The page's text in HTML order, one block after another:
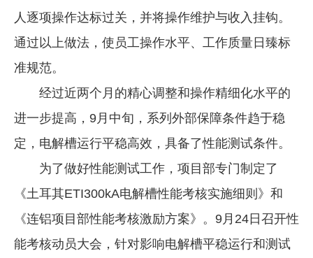
人逐项操作达标过关，并将操作维护与收入挂钩。
通过以上做法，使员工操作水平、工作质量日臻标
准规范。
经过近两个月的精心调整和操作精细化水平的
进一步提高，9月中旬，系列外部保障条件趋于稳
定，电解槽运行平稳高效，具备了性能测试条件。
为了做好性能测试工作，项目部专门制定了
《土耳其ETI300kA电解槽性能考核实施细则》和
《连铝项目部性能考核激励方案》。9月24日召开性
能考核动员大会，针对影响电解槽平稳运行和测试